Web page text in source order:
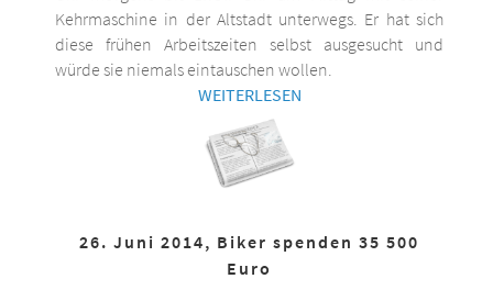
Kehrmaschine in der Altstadt unterwegs. Er hat sich
diese frühen Arbeitszeiten selbst ausgesucht und
würde sie niemals eintauschen wollen.
WEITERLESEN
26. Juni 2014, Biker spenden 35 500
Euro